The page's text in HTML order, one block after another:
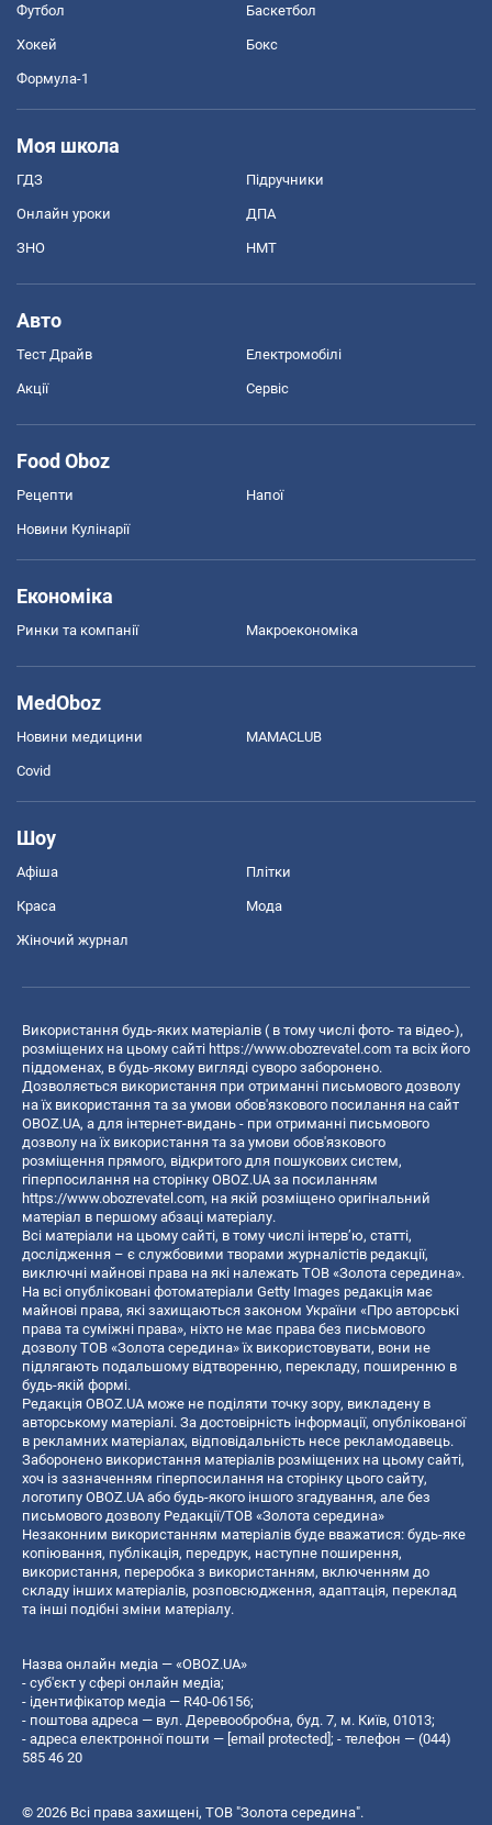
Футбол Баскетбол
Хокей Бокс
Формула-1
Моя школа
ГДЗ Підручники
Онлайн уроки ДПА
ЗНО НМТ
Авто
Тест Драйв Електромобілі
Акції Сервіс
Food Oboz
Рецепти Напої
Новини Кулінарії
Економіка
Ринки та компанії Макроекономіка
MedOboz
Новини медицини MAMACLUB
Covid
Шоу
Афіша Плітки
Краса Мода
Жіночий журнал
Використання будь-яких матеріалів ( в тому числі фото- та відео-),
розміщених на цьому сайті https://www.obozrevatel.com та всіх його
піддоменах, в будь-якому вигляді суворо заборонено.
Дозволяється використання при отриманні письмового дозволу
на їх використання та за умови обов'язкового посилання на сайт
OBOZ.UA, а для інтернет-видань - при отриманні письмового
дозволу на їх використання та за умови обов'язкового
розміщення прямого, відкритого для пошукових систем,
гіперпосилання на сторінку OBOZ.UA за посиланням
https://www.obozrevatel.com, на якій розміщено оригінальний
матеріал в першому абзаці матеріалу.
Всі матеріали на цьому сайті, в тому числі інтерв’ю, статті,
дослідження – є службовими творами журналістів редакції,
виключні майнові права на які належать ТОВ «Золота середина».
На всі опубліковані фотоматеріали Getty Images редакція має
майнові права, які захищаються законом України «Про авторські
права та суміжні права», ніхто не має права без письмового
дозволу ТОВ «Золота середина» їх використовувати, вони не
підлягають подальшому відтворенню, перекладу, поширенню в
будь-якій формі.
Редакція OBOZ.UA може не поділяти точку зору, викладену в
авторському матеріалі. За достовірність інформації, опублікованої
в рекламних матеріалах, відповідальність несе рекламодавець.
Заборонено використання матеріалів розміщених на цьому сайті,
хоч із зазначенням гіперпосилання на сторінку цього сайту,
логотипу OBOZ.UA або будь-якого іншого згадування, але без
письмового дозволу Редакції/ТОВ «Золота середина»
Незаконним використанням матеріалів буде вважатися: будь-яке
копiювання, публiкацiя, передрук, наступне поширення,
використання, переробка з використанням, включенням до
складу інших матеріалів, розповсюдження, адаптація, переклад
та інші подібні зміни матеріалу.
Назва онлайн медіа — «OBOZ.UA»
- суб'єкт у сфері онлайн медіа;
- ідентифікатор медіа — R40-06156;
- поштова адреса — вул. Деревообробна, буд. 7, м. Київ, 01013;
- адреса електронної пошти — [email protected] ; - телефон — (044)
585 46 20
© 2026 Всі права захищені, ТОВ "Золота середина".